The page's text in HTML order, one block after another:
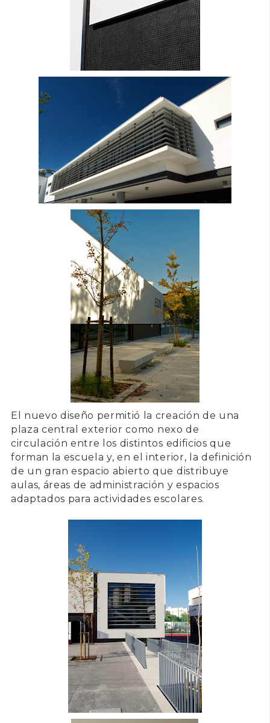
El nuevo diseño permitió la creación de una
plaza central
exterior como nexo de
circulación entre los distintos edificios que
forman la escuela y, en el interior, la definición
de un gran espacio abierto que distribuye
aulas, áreas de administración y espacios
adaptados para actividades escolares.